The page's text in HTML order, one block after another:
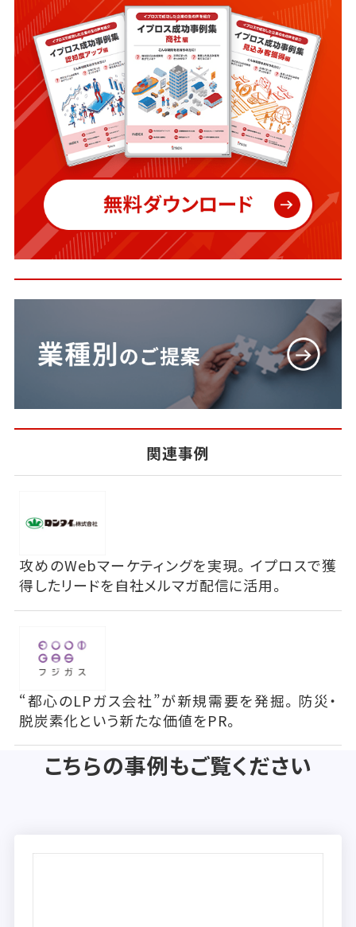
関連事例
攻めのWebマーケティングを実現。イプロスで獲
得したリードを自社メルマガ配信に活用。
“都心のLPガス会社”が新規需要を発掘。防災・
脱炭素化という新たな価値をPR。
こちらの事例もご覧ください